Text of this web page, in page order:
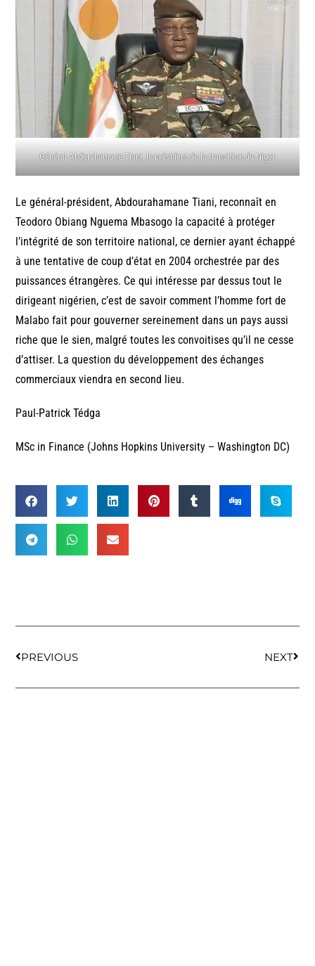
Général Abderahamane Tiani, le président de la transition du Niger.
Le général-président, Abdourahamane Tiani, reconnaît en
Teodoro Obiang Nguema Mbasogo la capacité à protéger
l’intégrité de son territoire national, ce dernier ayant échappé
à une tentative de coup d’état en 2004 orchestrée par des
puissances étrangères. Ce qui intéresse par dessus tout le
dirigeant nigérien, c’est de savoir comment l’homme fort de
Malabo fait pour gouverner sereinement dans un pays aussi
riche que le sien, malgré toutes les convoitises qu’il ne cesse
d’attiser. La question du développement des échanges
commerciaux viendra en second lieu.
Paul-Patrick Tédga
MSc in Finance (Johns Hopkins University – Washington DC)
PREVIOUS NEXT